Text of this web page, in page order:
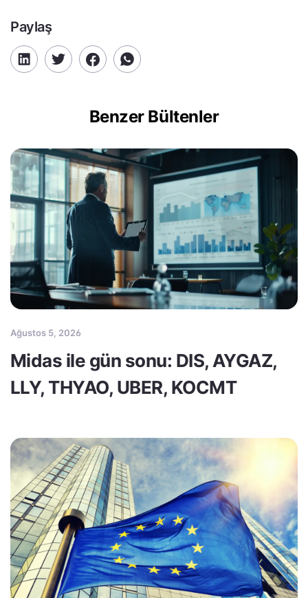
Paylaş
Benzer Bültenler
Ağustos 5, 2026
Midas ile gün sonu: DIS, AYGAZ,
LLY, THYAO, UBER, KOCMT